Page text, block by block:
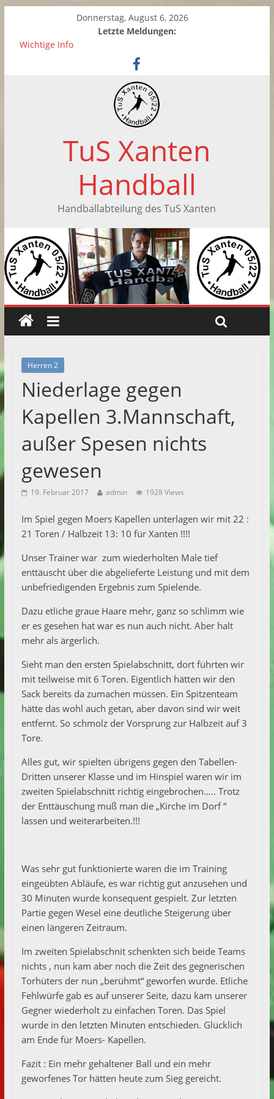
Donnerstag, August 6, 2026
Letzte Meldungen:
Wichtige Info
Zwei neue Kinderhandball-Trainerinnen beim TuS Xanten
Saisonabschluss der weiblichen C-Jugend
Handballtag in Xanten
Saisonabschluss der F-Jugend
TuS Xanten
Handball
Handballabteilung des TuS Xanten
Herren 2
Niederlage gegen
Kapellen 3.Mannschaft,
außer Spesen nichts
gewesen
19. Februar 2017 admin 1928 Views
Im Spiel gegen Moers Kapellen unterlagen wir mit 22 :
21 Toren / Halbzeit 13: 10 für Xanten !!!!
Unser Trainer war zum wiederholten Male tief
enttäuscht über die abgelieferte Leistung und mit dem
unbefriedigenden Ergebnis zum Spielende.
Dazu etliche graue Haare mehr, ganz so schlimm wie
er es gesehen hat war es nun auch nicht. Aber halt
mehr als ärgerlich.
Sieht man den ersten Spielabschnitt, dort führten wir
mit teilweise mit 6 Toren. Eigentlich hätten wir den
Sack bereits da zumachen müssen. Ein Spitzenteam
hätte das wohl auch getan, aber davon sind wir weit
entfernt. So schmolz der Vorsprung zur Halbzeit auf 3
Tore.
Alles gut, wir spielten übrigens gegen den Tabellen-
Dritten unserer Klasse und im Hinspiel waren wir im
zweiten Spielabschnitt richtig eingebrochen….. Trotz
der Enttäuschung muß man die „Kirche im Dorf “
lassen und weiterarbeiten.!!!
Was sehr gut funktionierte waren die im Training
eingeübten Abläufe, es war richtig gut anzusehen und
30 Minuten wurde konsequent gespielt. Zur letzten
Partie gegen Wesel eine deutliche Steigerung über
einen längeren Zeitraum.
Im zweiten Spielabschnit schenkten sich beide Teams
nichts , nun kam aber noch die Zeit des gegnerischen
Torhüters der nun „berühmt“ geworfen wurde. Etliche
Fehlwürfe gab es auf unserer Seite, dazu kam unserer
Gegner wiederholt zu einfachen Toren. Das Spiel
wurde in den letzten Minuten entschieden. Glücklich
am Ende für Moers- Kapellen.
Fazit : Ein mehr gehaltener Ball und ein mehr
geworfenes Tor hätten heute zum Sieg gereicht.